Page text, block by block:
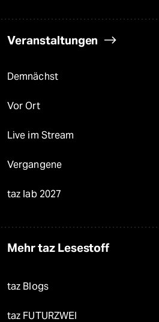
Veranstaltungen
Demnächst
Vor Ort
Live im Stream
Vergangene
taz lab 2027
Mehr taz Lesestoff
taz Blogs
taz FUTURZWEI